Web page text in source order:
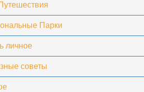
Парки
личное
советы